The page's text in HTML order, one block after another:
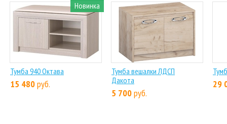
Новинка
Тумба 940 Октава
15 480руб.
Тумба вешалки ЛДСП
Дакота
5 700руб.
29